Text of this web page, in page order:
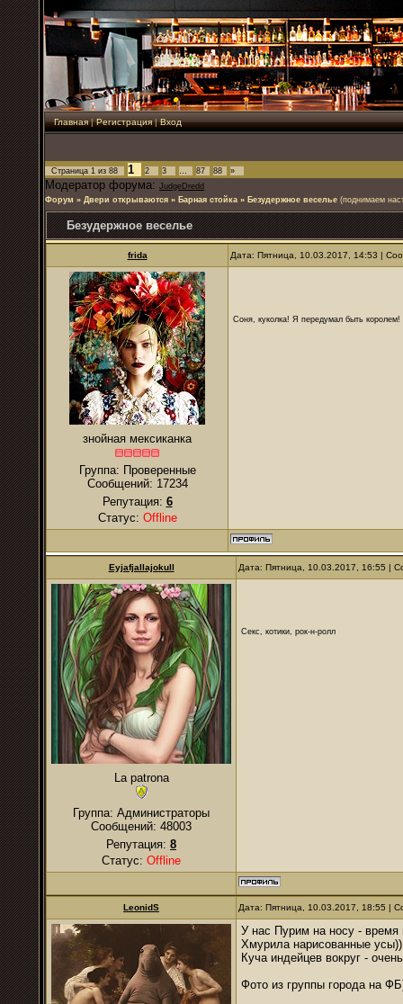
Главная|Регистрация|Вход
Страница 1 из 88 1 2 3 … 87 88 »
Модератор форума: JudgeDredd
Форум » Двери открываются » Барная стойка » Безудержное веселье (поднимаем
Безудержное веселье
frida Дата: Пятница, 10.03.2017, 14:53 |
знойная мексиканка
Группа: Проверенные
Сообщений: 17234
Репутация: 6
Статус: Offline
Соня, куколка! Я передумал быть
Eyjafjallajokull Дата: Пятница, 10.03.2017, 16:55 |
La patrona
Группа: Администраторы
Сообщений: 48003
Репутация: 8
Статус: Offline
Секс, котики, рок-н-ролл
LeonidS Дата: Пятница, 10.03.2017, 18:55 |
У нас Пурим на носу - время
Хмурила нарисованные усы))
Куча индейцев вокруг -
Фото из группы города на